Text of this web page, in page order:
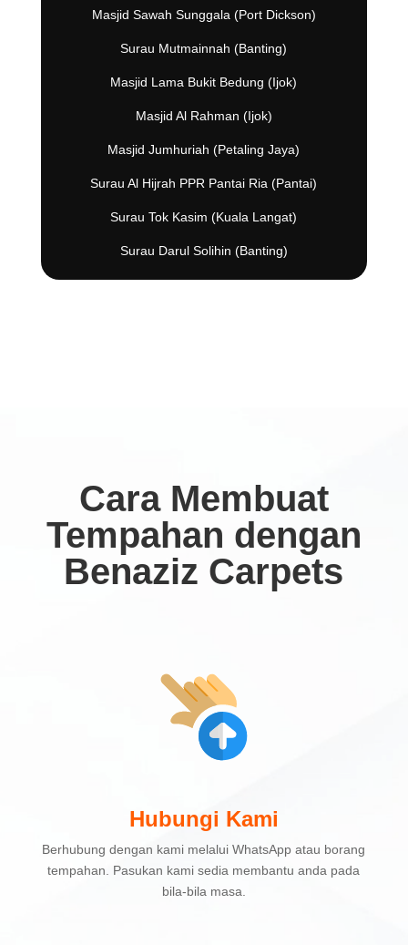
Masjid Sawah Sunggala (Port Dickson)
Surau Mutmainnah (Banting)
Masjid Lama Bukit Bedung (Ijok)
Masjid Al Rahman (Ijok)
Masjid Jumhuriah (Petaling Jaya)
Surau Al Hijrah PPR Pantai Ria (Pantai)
Surau Tok Kasim (Kuala Langat)
Surau Darul Solihin (Banting)
Cara Membuat
Tempahan dengan
Benaziz Carpets
Hubungi Kami
Berhubung dengan kami melalui WhatsApp atau borang
tempahan. Pasukan kami sedia membantu anda pada
bila-bila masa.